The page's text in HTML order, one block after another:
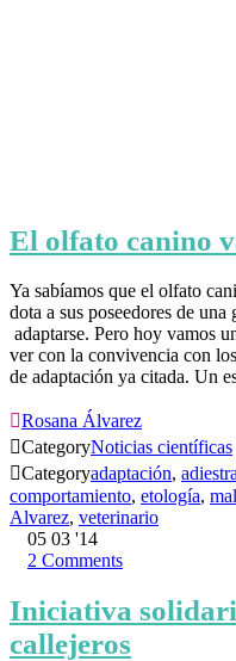
El olfato canino
Ya sabíamos que el olfato
dota a sus poseedores de
adaptarse. Pero hoy vamos
ver con la convivencia con
de adaptación ya citada. Un
Rosana Álvarez
CategoryNoticias científicas
Categoryadaptación,
comportamiento, etología,
Alvarez, veterinario
05 03 '14
2 Comments
Iniciativa
callejeros